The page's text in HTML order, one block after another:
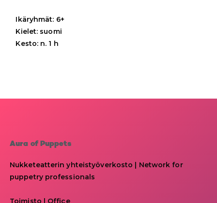
Ikäryhmät: 6+
Kielet: suomi
Kesto: n. 1 h
Aura of Puppets
Nukketeatterin yhteistyöverkosto | Network for
puppetry professionals
Toimisto | Office